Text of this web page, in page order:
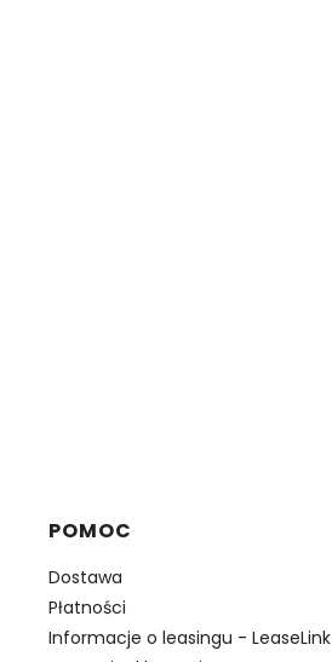
POMOC
Dostawa
Płatności
Informacje o leasingu - LeaseLink